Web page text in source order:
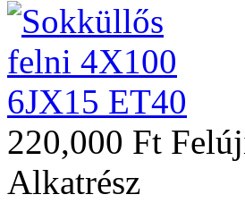
220,000 Ft
Alkatrész